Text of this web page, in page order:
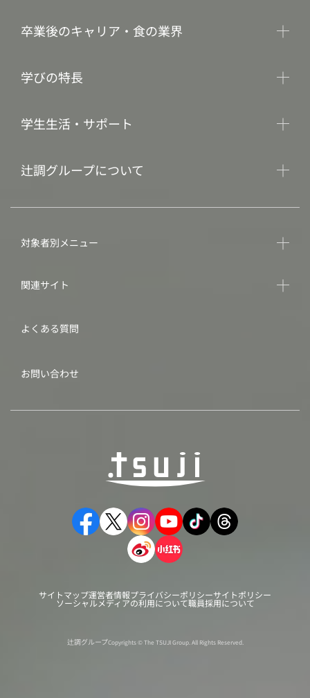
卒業後のキャリア・食の業界
学びの特長
学生生活・サポート
辻調グループについて
対象者別メニュー
関連サイト
よくある質問
お問い合わせ
サイトマップ運営者情報プライバシーポリシーサイトポリシー
ソーシャルメディアの利用について職員採用について
辻調グループCopyrights © The TSUJI Group. All Rights Reserved.